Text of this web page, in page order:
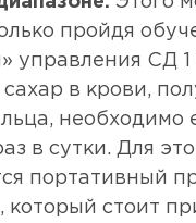
пройдя
управления СД 1
в крови,
необходимо
в сутки. Для
портативный
, который стоит